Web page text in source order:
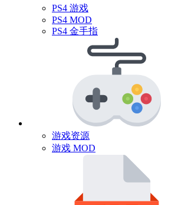
PS4 游戏
PS4 MOD
PS4 金手指
游戏资源
游戏 MOD